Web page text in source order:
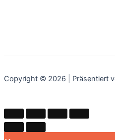
Copyright © 2026 | Präsentiert